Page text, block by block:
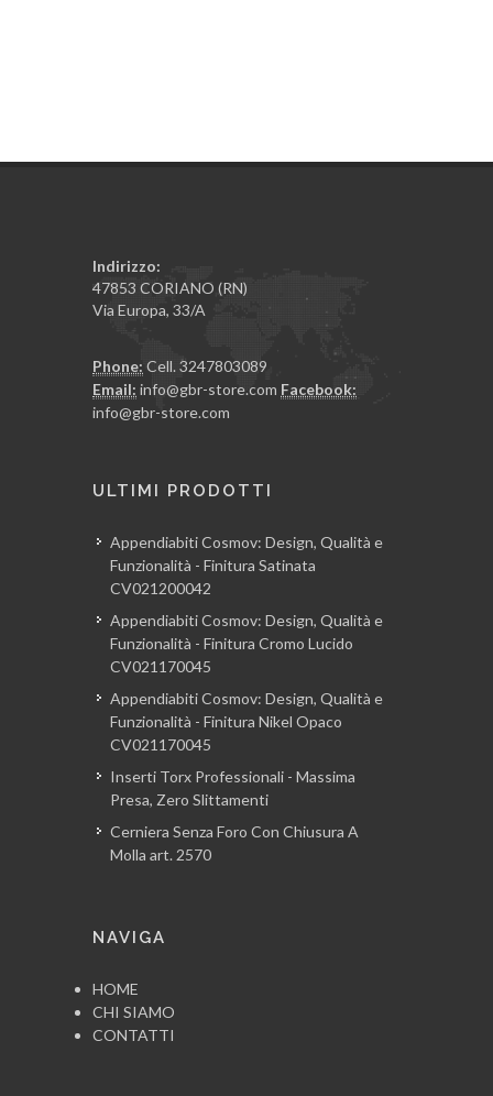
Indirizzo:
47853 CORIANO (RN)
Via Europa, 33/A
Phone: Cell. 3247803089
Email: info@gbr-store.com Facebook:
info@gbr-store.com
ULTIMI PRODOTTI
Appendiabiti Cosmov: Design, Qualità e
Funzionalità - Finitura Satinata
CV021200042
Appendiabiti Cosmov: Design, Qualità e
Funzionalità - Finitura Cromo Lucido
CV021170045
Appendiabiti Cosmov: Design, Qualità e
Funzionalità - Finitura Nikel Opaco
CV021170045
Inserti Torx Professionali - Massima
Presa, Zero Slittamenti
Cerniera Senza Foro Con Chiusura A
Molla art. 2570
NAVIGA
HOME
CHI SIAMO
CONTATTI